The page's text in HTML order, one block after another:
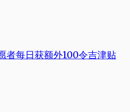
者每日获额外100令吉津贴